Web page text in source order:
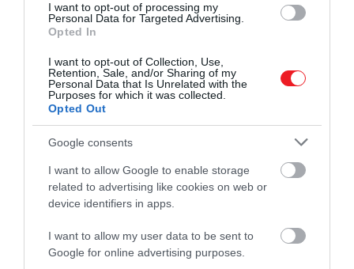
I want to opt-out of processing my
Personal Data for Targeted Advertising.
Opted In
I want to opt-out of Collection, Use,
Retention, Sale, and/or Sharing of my
Personal Data that Is Unrelated with the
Purposes for which it was collected.
Opted Out
Google consents
I want to allow Google to enable storage
related to advertising like cookies on web or
device identifiers in apps.
I want to allow my user data to be sent to
Google for online advertising purposes.
Melegítsük elő a sütőt 180 fokra, és béleljünk ki
A lereszelt céklát tegyük egy tálba, majd adjunk
hozzá a kakaóport, mandulavajat, mézet vagy
édesítőszert, tojásokat, vanília kivonatot,
sütőport és egy csipet sót.
Keverjük jól össze a hozzávalókat, amíg egy sima
tésztát nem kapunk.
Öntsük a tésztát az előkészített sütőformába, és
egyenletesen oszlassuk el.
körülbelül 25-30 percig, vagy amíg a közepére
szúrt fogpiszkáló tiszta nem lesz. Ne süssük túl,